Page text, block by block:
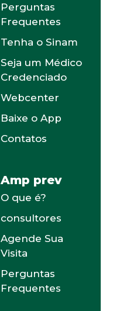
Perguntas
Frequentes
Tenha o Sinam
Seja um Médico
Credenciado
Webcenter
Baixe o App
Contatos
Amp prev
O que é?
consultores
Agende Sua
Visita
Perguntas
Frequentes